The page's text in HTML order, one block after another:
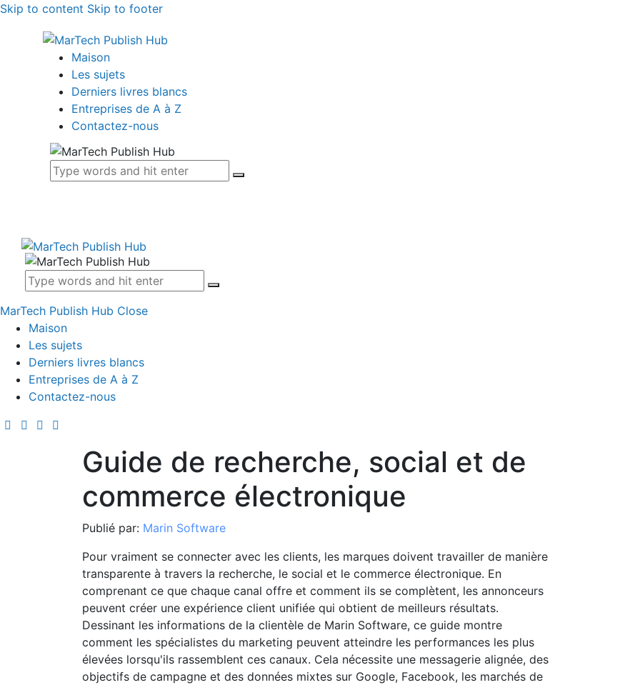
Skip to content Skip to footer
Maison
Les sujets
Derniers livres blancs
Entreprises de A à Z
Contactez-nous
MarTech Publish Hub Close
Maison
Les sujets
Derniers livres blancs
Entreprises de A à Z
Contactez-nous
Guide de recherche, social et de
commerce électronique
Publié par: Marin Software
Pour vraiment se connecter avec les clients, les marques doivent travailler de manière
transparente à travers la recherche, le social et le commerce électronique. En
comprenant ce que chaque canal offre et comment ils se complètent, les annonceurs
peuvent créer une expérience client unifiée qui obtient de meilleurs résultats.
Dessinant les informations de la clientèle de Marin Software, ce guide montre
comment les spécialistes du marketing peuvent atteindre les performances les plus
élevées lorsqu'ils rassemblent ces canaux. Cela nécessite une messagerie alignée, des
objectifs de campagne et des données mixtes sur Google, Facebook, les marchés de